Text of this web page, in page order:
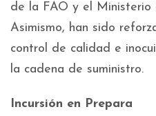
de la FAO y el Ministerio
Asimismo, han sido
control de calidad e
la cadena de suministro.
Incursión en Prepara